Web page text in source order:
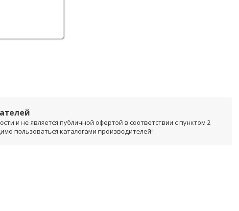
и не является публичной офертой в соответствии с пунктом 2
пользоваться каталогами производителей!